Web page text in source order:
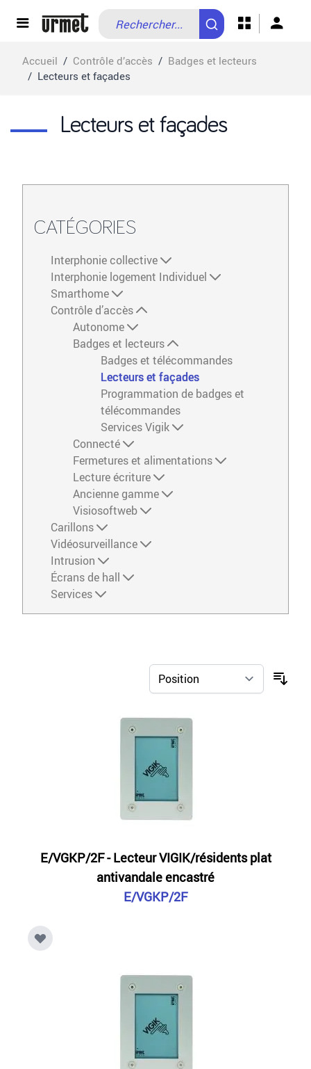
Allez au contenu
Accueil / Contrôle d’accès / Badges et lecteurs
/ Lecteurs et façades
Lecteurs et façades
CATÉGORIES
Interphonie collective
Interphonie logement Individuel
Smarthome
Contrôle d’accès
Autonome
Badges et lecteurs
Badges et télécommandes
Lecteurs et façades
Programmation de badges et
télécommandes
Services Vigik
Connecté
Fermetures et alimentations
Lecture écriture
Ancienne gamme
Visiosoftweb
Carillons
Vidéosurveillance
Intrusion
Écrans de hall
Services
E/VGKP/2F - Lecteur VIGIK/résidents plat
antivandale encastré
E/VGKP/2F